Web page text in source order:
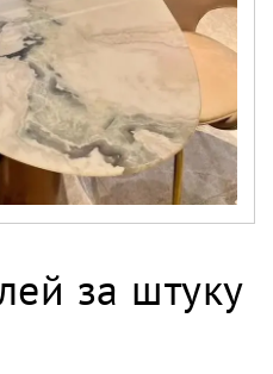
за штуку